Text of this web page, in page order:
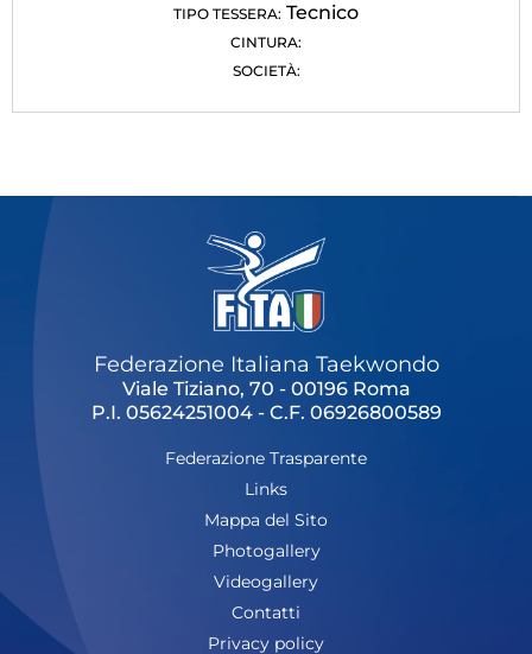
Cookie policy
Feed
Dove siamo
Federazione Trasparente
Fita HUB
TIPO TESSERA: Tecnico
CINTURA:
SOCIETÀ:
Federazione Italiana Taekwondo
Viale Tiziano, 70 - 00196 Roma
P.I. 05624251004 - C.F. 06926800589
Federazione Trasparente
Links
Mappa del Sito
Photogallery
Videogallery
Contatti
Privacy policy